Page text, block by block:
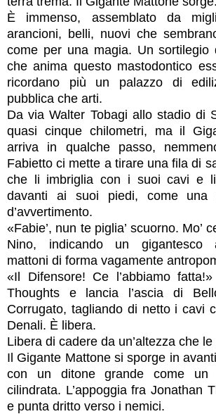
È immenso, assemblato da
arancioni, belli, nuovi che
come per una magia. Un
che anima questo mastodontico
ricordano più un palazzo di
pubblica che arti.
Da via Walter Tobagi allo stadio di
quasi cinque chilometri, ma il
arriva in qualche passo,
Fabietto ci mette a tirare una fila di
che li imbriglia con i suoi cavi e
davanti ai suoi piedi, come una
d’avvertimento.
«Fabie’, nun te piglia’ scuorno. Mo’
Nino, indicando un gigantesco
mattoni di forma vagamente
«Il Difensore! Ce l’abbiamo
Thoughts e lancia l’ascia di
Corrugato, tagliando di netto i cavi
Denali. È libera.
Libera di cadere da un’altezza che
Il Gigante Mattone si sporge in
con un ditone grande come un
cilindrata. L’appoggia fra Jonathan
e punta dritto verso i nemici.